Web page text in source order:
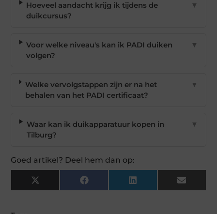
Hoeveel aandacht krijg ik tijdens de
duikcursus?
▼
Voor welke niveau's kan ik PADI duiken
volgen?
▼
Welke vervolgstappen zijn er na het
behalen van het PADI certificaat?
▼
Waar kan ik duikapparatuur kopen in
Tilburg?
▼
Goed artikel? Deel hem dan op:
X
(Twitter)
Facebook LinkedIn Email